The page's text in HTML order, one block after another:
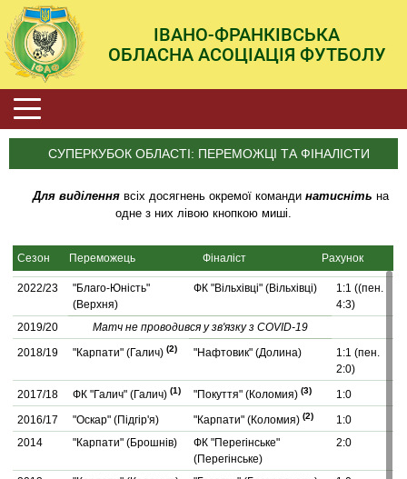
ІВАНО-ФРАНКІВСЬКА
ОБЛАСНА АСОЦІАЦІЯ ФУТБОЛУ
СУПЕРКУБОК ОБЛАСТІ: ПЕРЕМОЖЦІ ТА ФІНАЛІСТИ
Для виділеннявсіх досягнень окремої команди натисніть на
одне з них лівою кнопкою миші.
Сезон Переможець Фіналіст Рахунок
2022/23
"Благо-Юність"
(Верхня)
ФК "Вільхівці" (Вільхівці)
1:1 ((пен.
4:3)
2019/20
Матч не проводився у зв'язку з COVID-19
2018/19
"Карпати" (Галич)(2) "Нафтовик" (Долина)
1:1 (пен.
2:0)
2017/18
ФК "Галич" (Галич)(1) "Покуття" (Коломия)(3)
1:0
2016/17
"Оскар" (Підгір'я) "Карпати" (Коломия)(2)
1:0
2014
"Карпати" (Брошнів)
ФК "Перегінське"
(Перегінське)
2:0